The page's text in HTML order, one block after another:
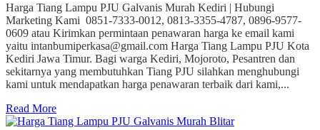
Harga Tiang Lampu PJU Galvanis Murah Kediri | Hubungi
Marketing Kami 0851-7333-0012, 0813-3355-4787, 0896-9577-
0609 atau Kirimkan permintaan penawaran harga ke email kami
yaitu intanbumiperkasa@gmail.com Harga Tiang Lampu PJU Kota
Kediri Jawa Timur. Bagi warga Kediri, Mojoroto, Pesantren dan
sekitarnya yang membutuhkan Tiang PJU silahkan menghubungi
kami untuk mendapatkan harga penawaran terbaik dari kami,...
Read More